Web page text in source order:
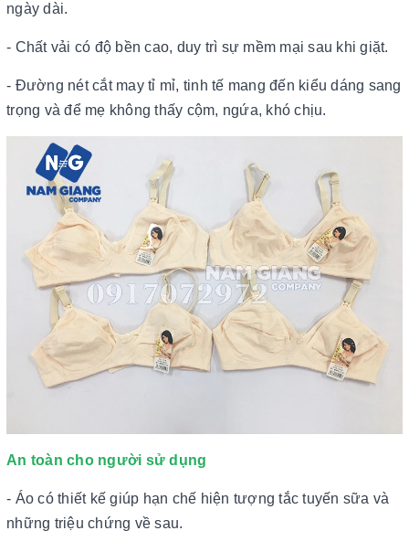
ngày dài.
- Chất vải có độ bền cao, duy trì sự mềm mại sau khi giặt.
- Đường nét cắt may tỉ mỉ, tinh tế mang đến kiểu dáng sang
trọng và để mẹ không thấy cộm, ngứa, khó chịu.
An toàn cho người sử dụng
- Áo có thiết kế giúp hạn chế hiện tượng tắc tuyến sữa và
những triệu chứng về sau.